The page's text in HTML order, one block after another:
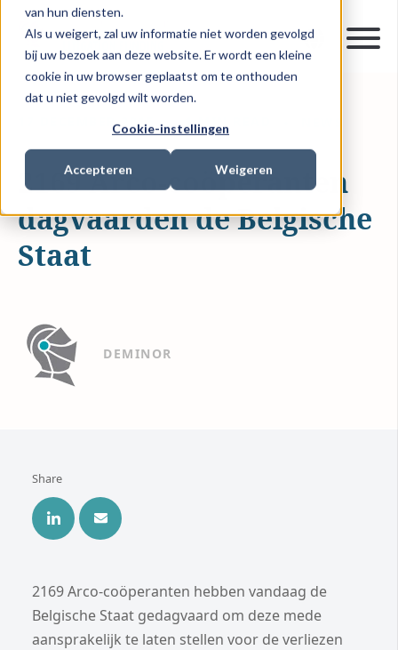
van hun diensten.
Als u weigert, zal uw informatie niet worden gevolgd
bij uw bezoek aan deze website. Er wordt een kleine
cookie in uw browser geplaatst om te onthouden
dat u niet gevolgd wilt worden.
Cookie-instellingen
Accepteren Weigeren
17 DECEMBER 2015 1 MIN READ
2169 Arco-coöperanten
dagvaarden de Belgische
Staat
DEMINOR
Share
2169 Arco-coöperanten hebben vandaag de
Belgische Staat gedagvaard om deze mede
aansprakelijk te laten stellen voor de verliezen